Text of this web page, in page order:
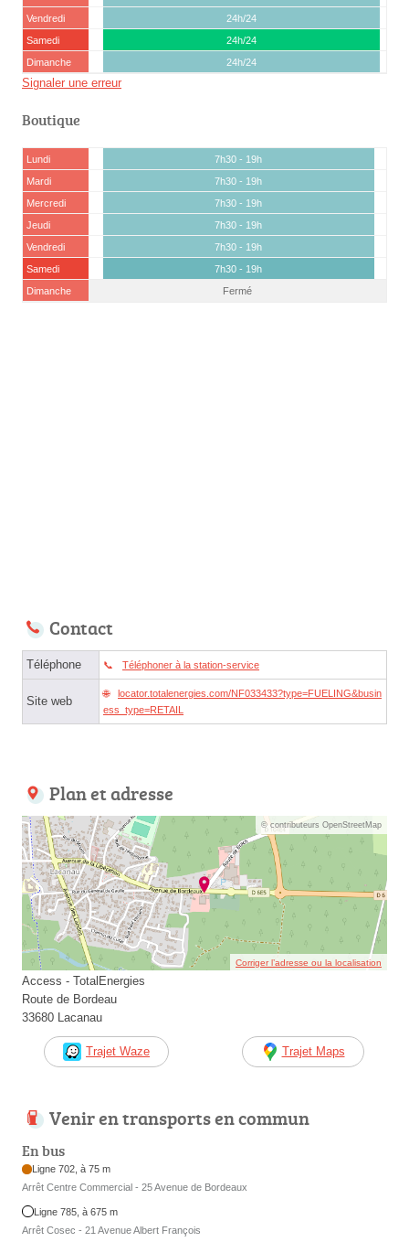
Vendredi
24h/24
Samedi
24h/24
Dimanche
24h/24
Signaler une erreur
Boutique
Lundi
7h30 - 19h
Mardi
7h30 - 19h
Mercredi
7h30 - 19h
Jeudi
7h30 - 19h
Vendredi
7h30 - 19h
Samedi
7h30 - 19h
Dimanche
Fermé
Contact
Téléphone Téléphoner à la station-service
Site web
locator.totalenergies.com/NF033433?type=FUELING&busin
ess_type=RETAIL
Plan et adresse
© contributeurs OpenStreetMap
Corriger l’adresse ou la localisation
Access - TotalEnergies
Route de Bordeau
33680 Lacanau
Trajet Waze Trajet Maps
Venir en transports en commun
En bus
Ligne 702, à 75 m
Arrêt Centre Commercial - 25 Avenue de Bordeaux
Ligne 785, à 675 m
Arrêt Cosec - 21 Avenue Albert François